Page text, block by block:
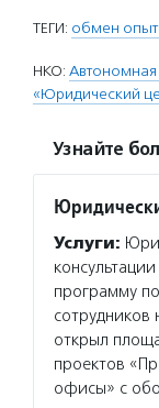
ТЕГИ: обмен
НКО:
«Юридический
Узнайте
Услуги:
программу
сотрудников
открыл
проектов
офисы» с